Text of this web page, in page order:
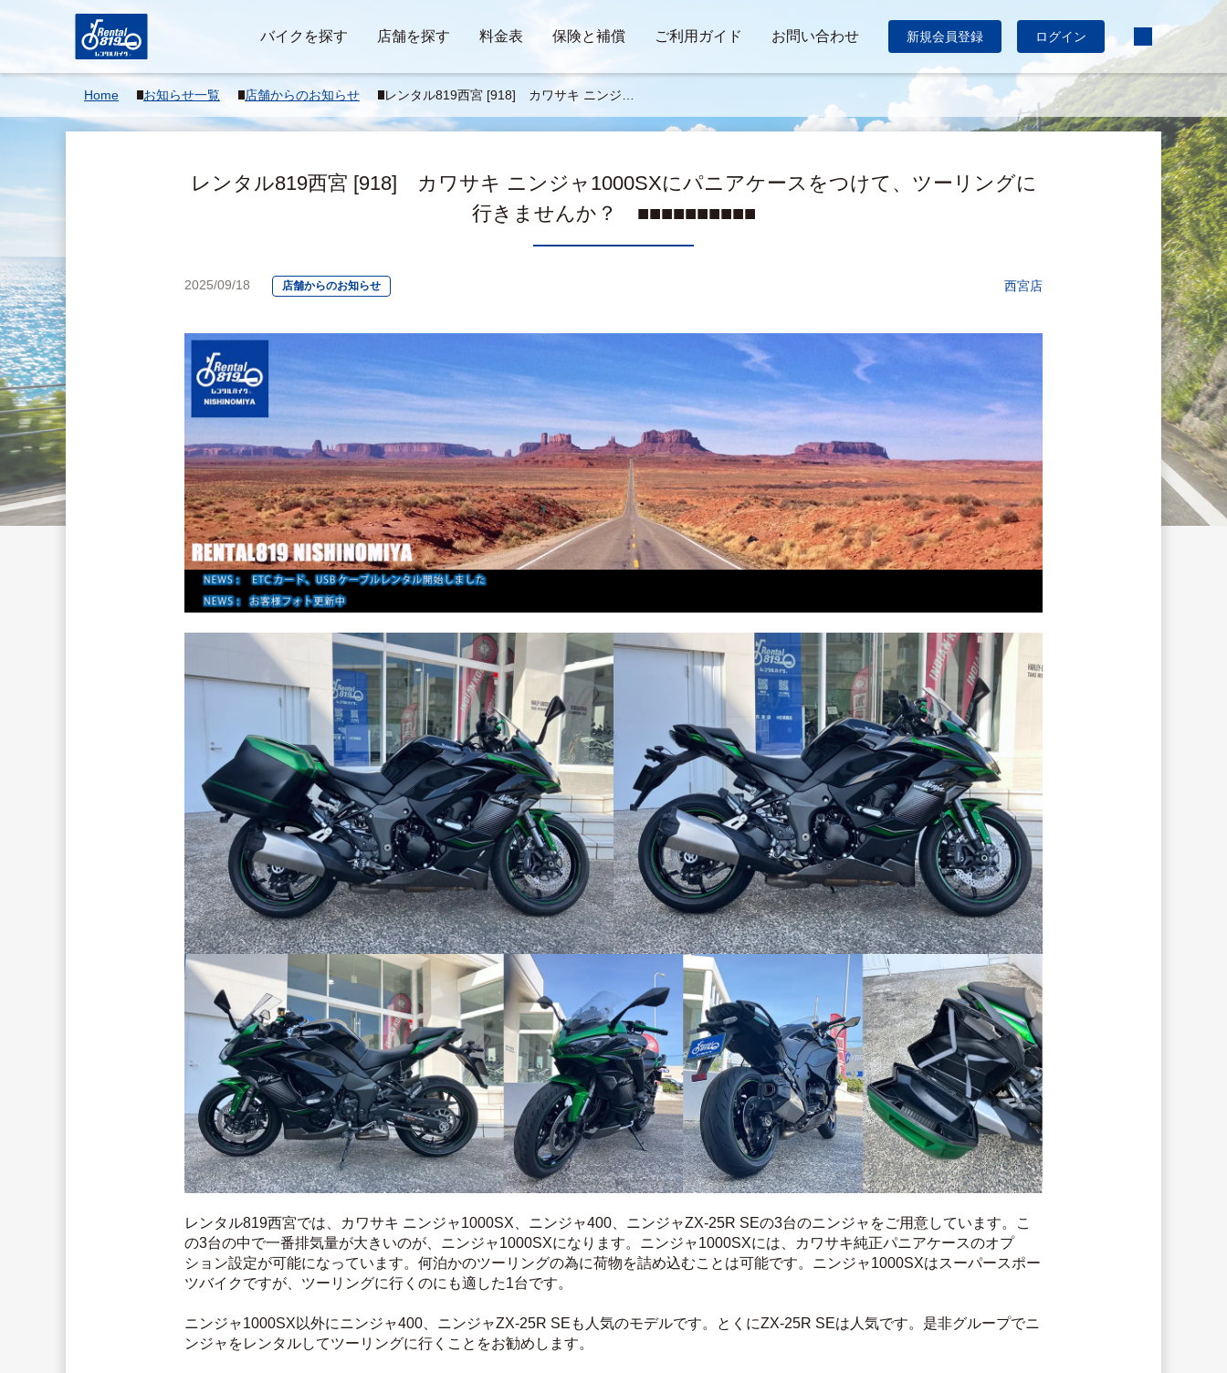
バイクを探す 店舗を探す 料金表 保険と補償 ご利用ガイド お問い合わせ 新規会員登録 ログイン
Home お知らせ一覧 店舗からのお知らせ
レンタル819西宮 [918] カワサキ ニンジャ
1000SXにパニアケースをつけて、ツーリン
レンタル819西宮 [918] カワサキ ニンジャ1000SXにパニアケースをつけて、ツーリングに
行きませんか？ ■■■■■■■■■■
2025/09/18 店舗からのお知らせ 西宮店
レンタル819西宮では、カワサキ ニンジャ1000SX、ニンジャ400、ニンジャZX-25R SEの3台のニンジャをご用意しています。こ
の3台の中で一番排気量が大きいのが、ニンジャ1000SXになります。ニンジャ1000SXには、カワサキ純正パニアケースのオプ
ション設定が可能になっています。何泊かのツーリングの為に荷物を詰め込むことは可能です。ニンジャ1000SXはスーパースポー
ツバイクですが、ツーリングに行くのにも適した1台です。
ニンジャ1000SX以外にニンジャ400、ニンジャZX-25R SEも人気のモデルです。とくにZX-25R SEは人気です。是非グループでニ
ンジャをレンタルしてツーリングに行くことをお勧めします。